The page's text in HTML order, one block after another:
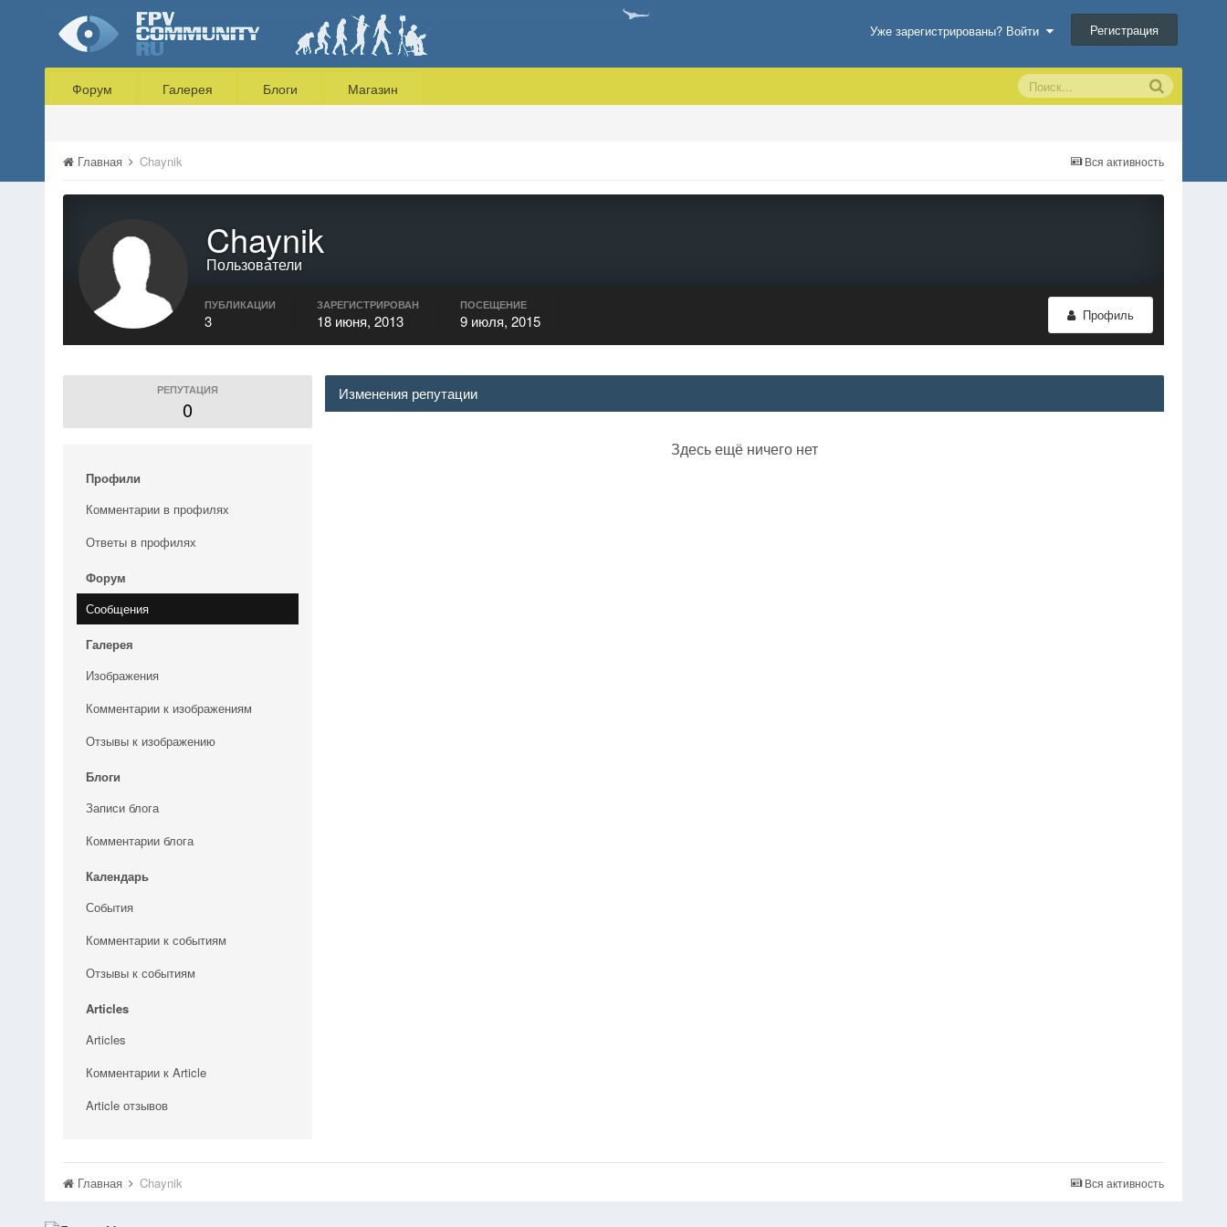
Уже зарегистрированы? Войти Регистрация
Форум Галерея Блоги Магазин
Вся активность
Главная Chaynik
Chaynik
Пользователи
Профиль
ПУБЛИКАЦИИ
3
ЗАРЕГИСТРИРОВАН
18 июня, 2013
ПОСЕЩЕНИЕ
9 июля, 2015
РЕПУТАЦИЯ
0
Профили
Комментарии в профилях
Ответы в профилях
Форум
Сообщения
Галерея
Изображения
Комментарии к изображениям
Отзывы к изображению
Блоги
Записи блога
Комментарии блога
Календарь
События
Комментарии к событиям
Отзывы к событиям
Articles
Articles
Комментарии к Article
Article отзывов
Изменения репутации
Здесь ещё ничего нет
Вся активность
Главная Chaynik